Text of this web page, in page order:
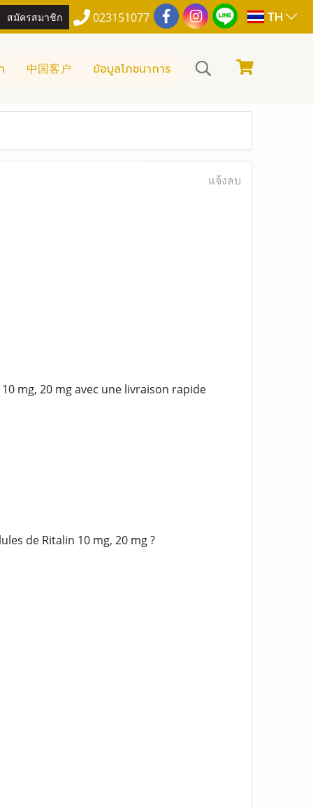
สมัครสมาชิก 023151077 TH
中国客户 ข้อมูลโภชนาการ
แจ้งลบ
mg, 20 mg avec une livraison rapide
de Ritalin 10 mg, 20 mg ?